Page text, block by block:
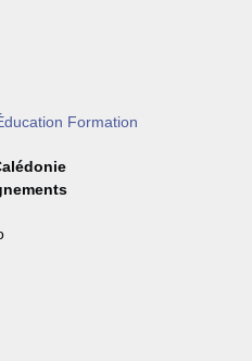
Formation